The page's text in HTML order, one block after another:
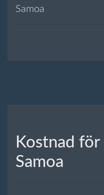
Samoa
Kostnad för
Samoa